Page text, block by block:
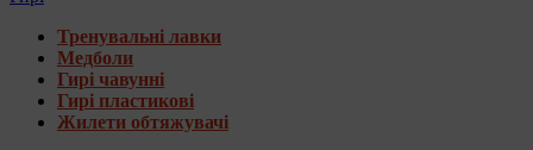
Тренувальні лавки
Медболи
Гирі чавунні
Гирі пластикові
Жилети обтяжувачі